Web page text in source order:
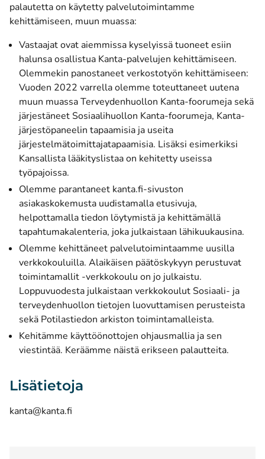
palautetta on käytetty palvelutoimintamme
kehittämiseen, muun muassa:
Vastaajat ovat aiemmissa kyselyissä tuoneet esiin
halunsa osallistua Kanta-palvelujen kehittämiseen.
Olemmekin panostaneet verkostotyön kehittämiseen:
Vuoden 2022 varrella olemme toteuttaneet uutena
muun muassa Terveydenhuollon Kanta-foorumeja sekä
järjestäneet Sosiaalihuollon Kanta-foorumeja, Kanta-
järjestöpaneelin tapaamisia ja useita
järjestelmätoimittajatapaamisia. Lisäksi esimerkiksi
Kansallista lääkityslistaa on kehitetty useissa
työpajoissa.
Olemme parantaneet kanta.fi-sivuston
asiakaskokemusta uudistamalla etusivuja,
helpottamalla tiedon löytymistä ja kehittämällä
tapahtumakalenteria, joka julkaistaan lähikuukausina.
Olemme kehittäneet palvelutoimintaamme uusilla
verkkokouluilla. Alaikäisen päätöskykyyn perustuvat
toimintamallit -verkkokoulu on jo julkaistu.
Loppuvuodesta julkaistaan verkkokoulut Sosiaali- ja
terveydenhuollon tietojen luovuttamisen perusteista
sekä Potilastiedon arkiston toimintamalleista.
Kehitämme käyttöönottojen ohjausmallia ja sen
viestintää. Keräämme näistä erikseen palautteita.
Lisätietoja
kanta@kanta.fi